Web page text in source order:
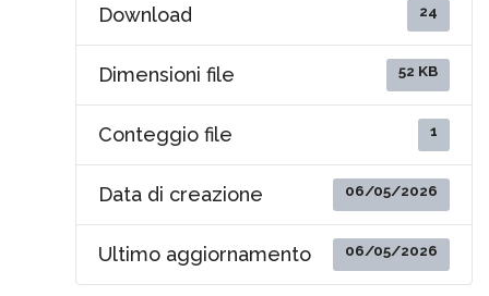
Download 24
Dimensioni file 52 KB
Conteggio file 1
Data di creazione 06/05/2026
Ultimo aggiornamento 06/05/2026